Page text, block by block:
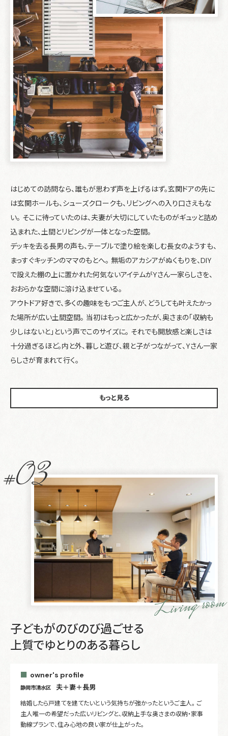
はじめての訪問なら、誰もが思わず声を上げるはず。玄関ドアの先に
は玄関ホールも、シューズクロークも、リビングへの入り口さえもな
い。 そこに待っていたのは、夫妻が大切にしていたものがギュッと詰め
込まれた、土間とリビングが一体となった空間。
デッキを去る長男の声も、テーブルで塗り絵を楽しむ長女のようすも、
まっすぐキッチンのママのもとへ。 無垢のアカシアがぬくもりを、DIY
で設えた棚の上に置かれた何気ないアイテムがYさん一家らしさを、
おおらかな空間に溶け込ませている。
アウトドア好きで、多くの趣味をもつご主人が、どうしても叶えたかっ
た場所が広い土間空間。 当初はもっと広かったが、奥さまの「収納も
少しはないと」という声でこのサイズに。 それでも開放感と楽しさは
十分過ぎるほど。内と外、暮しと遊び、親と子がつながって、Yさん一家
らしさが育まれて行く。
もっと見る
#03
Living room
子どもがのびのび過ごせる
上質でゆとりのある暮らし
owner's profile
静岡市清水区 夫＋妻＋長男
結婚したら戸建てを建てたいという気持ちが強かったというご主人。 ご
主人唯一の希望だった広いリビングと、収納上手な奥さまの収納・家事
動線プランで、住み心地の良い家が仕上がった。